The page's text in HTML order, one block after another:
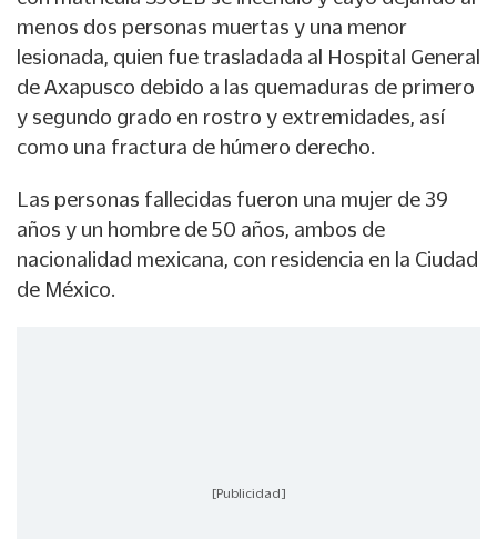
menos dos personas muertas y una menor
lesionada, quien fue trasladada al Hospital General
de Axapusco debido a las quemaduras de primero
y segundo grado en rostro y extremidades, así
como una fractura de húmero derecho.
Las personas fallecidas fueron una mujer de 39
años y un hombre de 50 años, ambos de
nacionalidad mexicana, con residencia en la Ciudad
de México.
[Publicidad]